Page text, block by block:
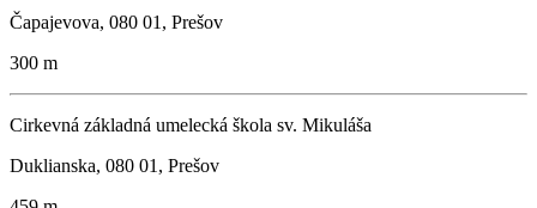
Čapajevova, 080 01, Prešov
300 m
Cirkevná základná umelecká škola sv. Mikuláša
Duklianska, 080 01, Prešov